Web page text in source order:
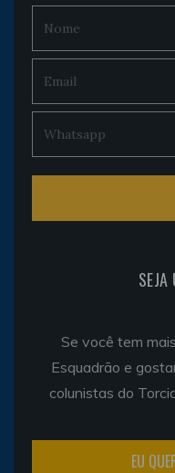
Se você tem
Esquadrão e
colunistas do
EU